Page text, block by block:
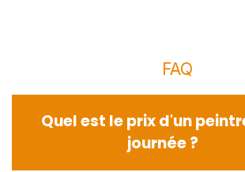
FAQ
Quel est le prix d'un
journée ?